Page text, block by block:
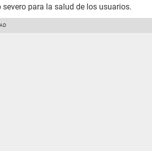
para la salud de los usuarios.